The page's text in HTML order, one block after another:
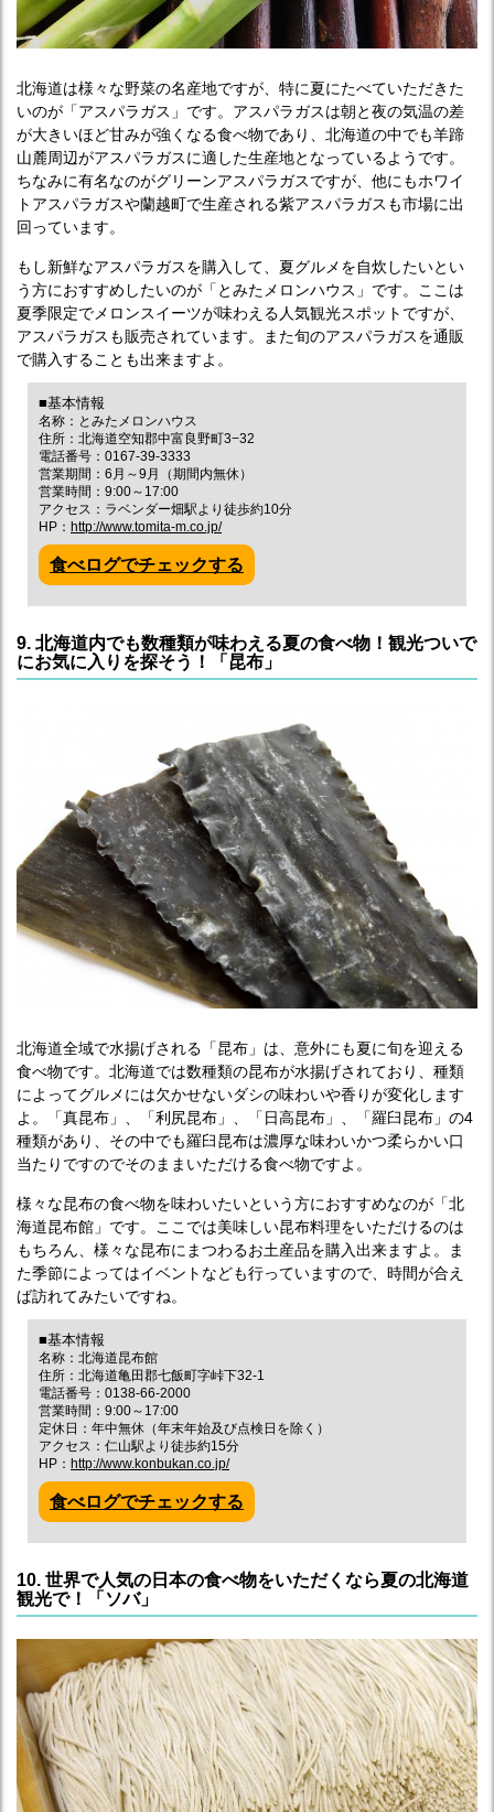
北海道は様々な野菜の名産地ですが、特に夏にたべていただきた
いのが「アスパラガス」です。アスパラガスは朝と夜の気温の差
が大きいほど甘みが強くなる食べ物であり、北海道の中でも羊蹄
山麓周辺がアスパラガスに適した生産地となっているようです。
ちなみに有名なのがグリーンアスパラガスですが、他にもホワイ
トアスパラガスや蘭越町で生産される紫アスパラガスも市場に出
回っています。
もし新鮮なアスパラガスを購入して、夏グルメを自炊したいとい
う方におすすめしたいのが「とみたメロンハウス」です。ここは
夏季限定でメロンスイーツが味わえる人気観光スポットですが、
アスパラガスも販売されています。また旬のアスパラガスを通販
で購入することも出来ますよ。
■基本情報
名称：とみたメロンハウス
住所：北海道空知郡中富良野町3−32
電話番号：0167-39-3333
営業期間：6月～9月（期間内無休）
営業時間：9:00～17:00
アクセス：ラベンダー畑駅より徒歩約10分
HP： http://www.tomita-m.co.jp/
食べログでチェックする
9. 北海道内でも数種類が味わえる夏の食べ物！観光ついで
にお気に入りを探そう！「昆布」
北海道全域で水揚げされる「昆布」は、意外にも夏に旬を迎える
食べ物です。北海道では数種類の昆布が水揚げされており、種類
によってグルメには欠かせないダシの味わいや香りが変化します
よ。「真昆布」、「利尻昆布」、「日高昆布」、「羅臼昆布」の4
種類があり、その中でも羅臼昆布は濃厚な味わいかつ柔らかい口
当たりですのでそのままいただける食べ物ですよ。
様々な昆布の食べ物を味わいたいという方におすすめなのが「北
海道昆布館」です。ここでは美味しい昆布料理をいただけるのは
もちろん、様々な昆布にまつわるお土産品を購入出来ますよ。ま
た季節によってはイベントなども行っていますので、時間が合え
ば訪れてみたいですね。
■基本情報
名称：北海道昆布館
住所：北海道亀田郡七飯町字峠下32-1
電話番号：0138-66-2000
営業時間：9:00～17:00
定休日：年中無休（年末年始及び点検日を除く）
アクセス：仁山駅より徒歩約15分
HP： http://www.konbukan.co.jp/
食べログでチェックする
10. 世界で人気の日本の食べ物をいただくなら夏の北海道
観光で！「ソバ」